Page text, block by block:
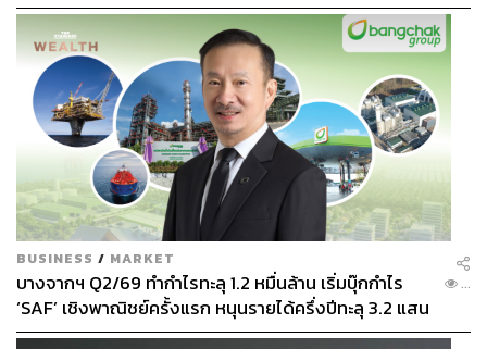
BUSINESS / MARKET
บางจากฯ Q2/69 ทำกำไรทะลุ 1.2 หมื่นล้าน เริ่มบุ๊กกำไร
‘SAF’ เชิงพาณิชย์ครั้งแรก หนุนรายได้ครึ่งปีทะลุ 3.2 แสน
ล้าน
...